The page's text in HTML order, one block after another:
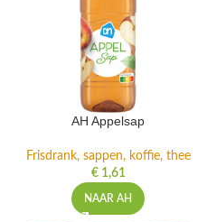
AH Appelsap
Frisdrank, sappen, koffie, thee
€1,61
NAAR AH